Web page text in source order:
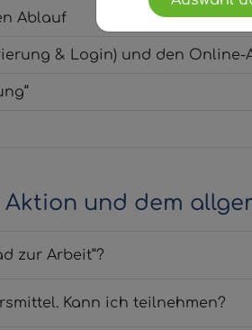
Ablauf
& Login) und den Online-
und dem
zur Arbeit“?
Kann ich teilnehmen?